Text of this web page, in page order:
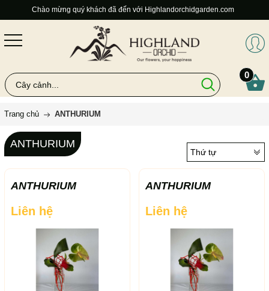
Chào mừng quý khách đã đến với Highlandorchidgarden.com
0
Trang chủ ANTHURIUM
ANTHURIUM
Thứ tự
ANTHURIUM
Liên hệ
ANTHURIUM
Liên hệ